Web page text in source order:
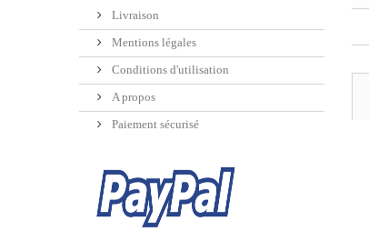
Livraison
Mentions légales
Conditions d'utilisation
A propos
Paiement sécurisé